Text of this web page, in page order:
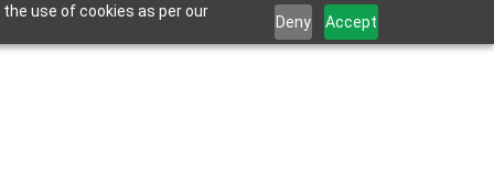
use of cookies as per our
Deny Accept